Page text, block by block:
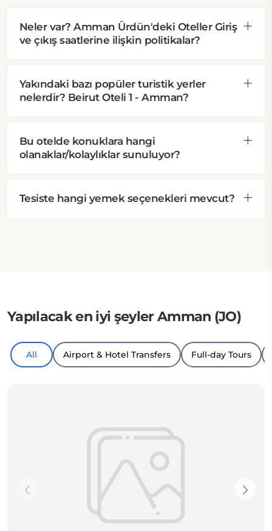
Neler var? Amman Ürdün'deki Oteller Giriş
ve çıkış saatlerine ilişkin politikalar?
Yakındaki bazı popüler turistik yerler
nelerdir? Beirut Oteli 1 - Amman?
Bu otelde konuklara hangi
olanaklar/kolaylıklar sunuluyor?
Tesiste hangi yemek seçenekleri mevcut?
Yapılacak en iyi şeyler Amman (JO)
All Airport & Hotel Transfers Full-day Tours